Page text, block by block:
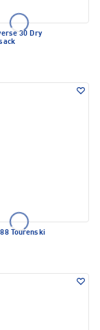
30 Dry
Tourenski